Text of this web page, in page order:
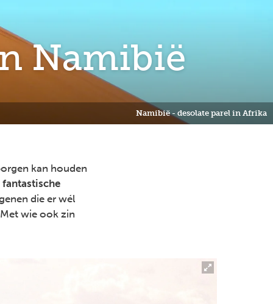
Namibië - desolate parel in Afrika
Namibië
kan houden
die er wél
wie ook zin